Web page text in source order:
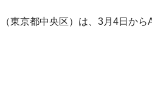
東京都中央区）は、3月4日か